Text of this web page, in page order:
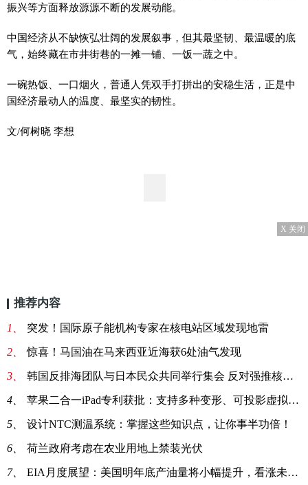
振兴等方面释放源源不断的发展动能。
中国经济从不缺恢弘壮阔的发展叙事，但其最坚韧、最温暖的底
气，始终藏在市井街巷的一摊一铺、一饭一蔬之中。
一碗热饭、一口烟火，普通人凭双手打拼出的安稳生活，正是中
国经济最动人的温度、最坚实的韧性。
文/何树晓 李想
X 关闭
推荐内容
1、 突发！国际原子能机构专家在核电站区域发现地雷
2、 惊喜！马国油在马来西亚近海获6处油气发现
3、 韩国反排海团队与日本民众共同举行集会 反对强推核污染水排海
4、 苹果二合一iPad专利获批：支持多种变形、可投影虚拟键盘
5、 设计NTC测温系统：掌握这些知识点，让你事半功倍！
6、 荷兰政府考虑在农业用地上禁装光伏
7、 EIA月度展望：美国明年底产油量将小幅提升，看涨未来油价